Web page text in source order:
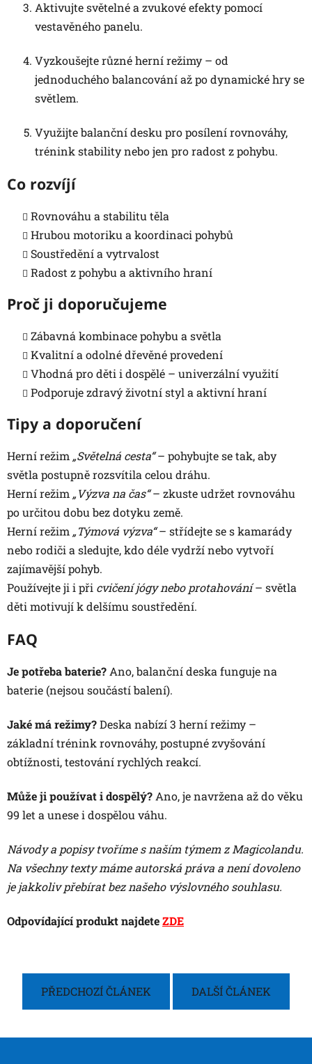
Aktivujte světelné a zvukové efekty pomocí
vestavěného panelu.
Vyzkoušejte různé herní režimy – od
jednoduchého balancování až po dynamické hry se
světlem.
Využijte balanční desku pro posílení rovnováhy,
trénink stability nebo jen pro radost z pohybu.
Co rozvíjí
Rovnováhu a stabilitu těla
Hrubou motoriku a koordinaci pohybů
Soustředění a vytrvalost
Radost z pohybu a aktivního hraní
Proč ji doporučujeme
Zábavná kombinace pohybu a světla
Kvalitní a odolné dřevěné provedení
Vhodná pro děti i dospělé – univerzální využití
Podporuje zdravý životní styl a aktivní hraní
Tipy a doporučení
Herní režim „Světelná cesta“– pohybujte se tak, aby
světla postupně rozsvítila celou dráhu.
Herní režim „Výzva na čas“– zkuste udržet rovnováhu
po určitou dobu bez dotyku země.
Herní režim „Týmová výzva“– střídejte se s kamarády
nebo rodiči a sledujte, kdo déle vydrží nebo vytvoří
zajímavější pohyb.
Používejte ji i při cvičení jógy nebo protahování– světla
děti motivují k delšímu soustředění.
FAQ
Je potřeba baterie? Ano, balanční deska funguje na
baterie (nejsou součástí balení).
Jaké má režimy?Deska nabízí 3 herní režimy –
základní trénink rovnováhy,postupné zvyšování
obtížnosti,testování rychlých reakcí.
Může ji používat i dospělý? Ano, je navržena až do věku
99 let a unese i dospělou váhu.
Návody a popisy tvoříme s naším týmem z Magicolandu.
Na všechny texty máme autorská práva a není dovoleno
je jakkoliv přebírat bez našeho výslovného souhlasu.
Odpovídající produkt najdeteZDE
PŘEDCHOZÍ ČLÁNEK DALŠÍ ČLÁNEK